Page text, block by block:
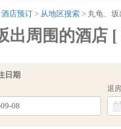
店预订 从地区搜索 丸龟、
出周围的酒店
日期
退